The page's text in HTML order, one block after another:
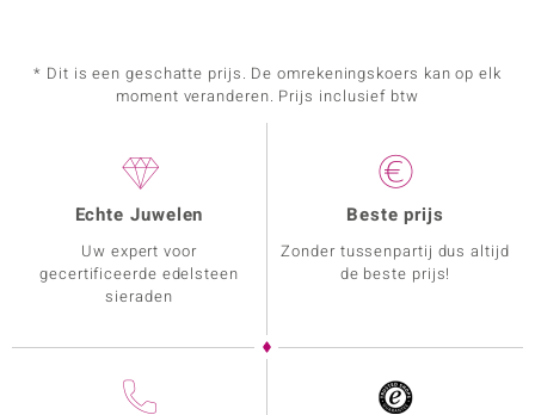
* Dit is een geschatte prijs. De omrekeningskoers kan op elk
moment veranderen. Prijs inclusief btw
Echte Juwelen
Uw expert voor
gecertificeerde edelsteen
sieraden
Beste prijs
Zonder tussenpartij dus altijd
de beste prijs!